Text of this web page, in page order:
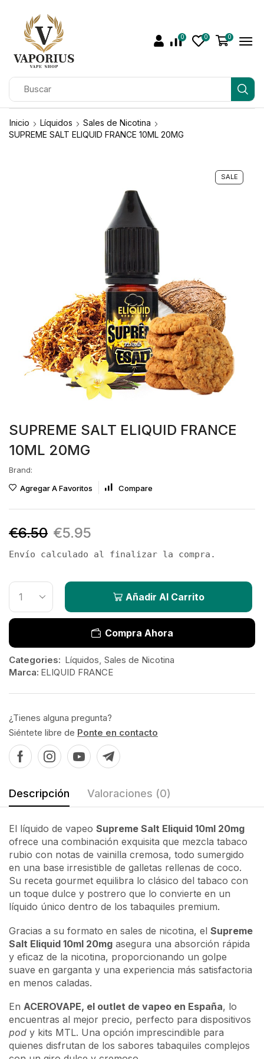
0 0 0
Inicio Líquidos
Sales de Nicotina
SUPREME SALT ELIQUID FRANCE 10ML 20MG
SALE
SUPREME SALT ELIQUID FRANCE
10ML 20MG
Brand:
Agregar A Favoritos
Compare
€6.50 €5.95
Envío calculado al finalizar la compra.
Añadir Al Carrito
Compra Ahora
Categories: Líquidos, Sales de Nicotina
Marca: ELIQUID FRANCE
¿Tienes alguna pregunta?
Siéntete libre de Ponte en contacto
Descripción Valoraciones (0)
El líquido de vapeo Supreme Salt Eliquid 10ml 20mg
ofrece una combinación exquisita que mezcla tabaco
rubio con notas de vainilla cremosa, todo sumergido
en una base irresistible de galletas rellenas de coco.
Su receta gourmet equilibra lo clásico del tabaco con
un toque dulce y postrero que lo convierte en un
líquido único dentro de los tabaquiles premium.
Gracias a su formato en sales de nicotina, el Supreme
Salt Eliquid 10ml 20mg asegura una absorción rápida
y eficaz de la nicotina, proporcionando un golpe
suave en garganta y una experiencia más satisfactoria
en menos caladas.
En ACEROVAPE, el outlet de vapeo en España, lo
encuentras al mejor precio, perfecto para dispositivos
pod y kits MTL. Una opción imprescindible para
quienes disfrutan de los sabores tabaquiles complejos